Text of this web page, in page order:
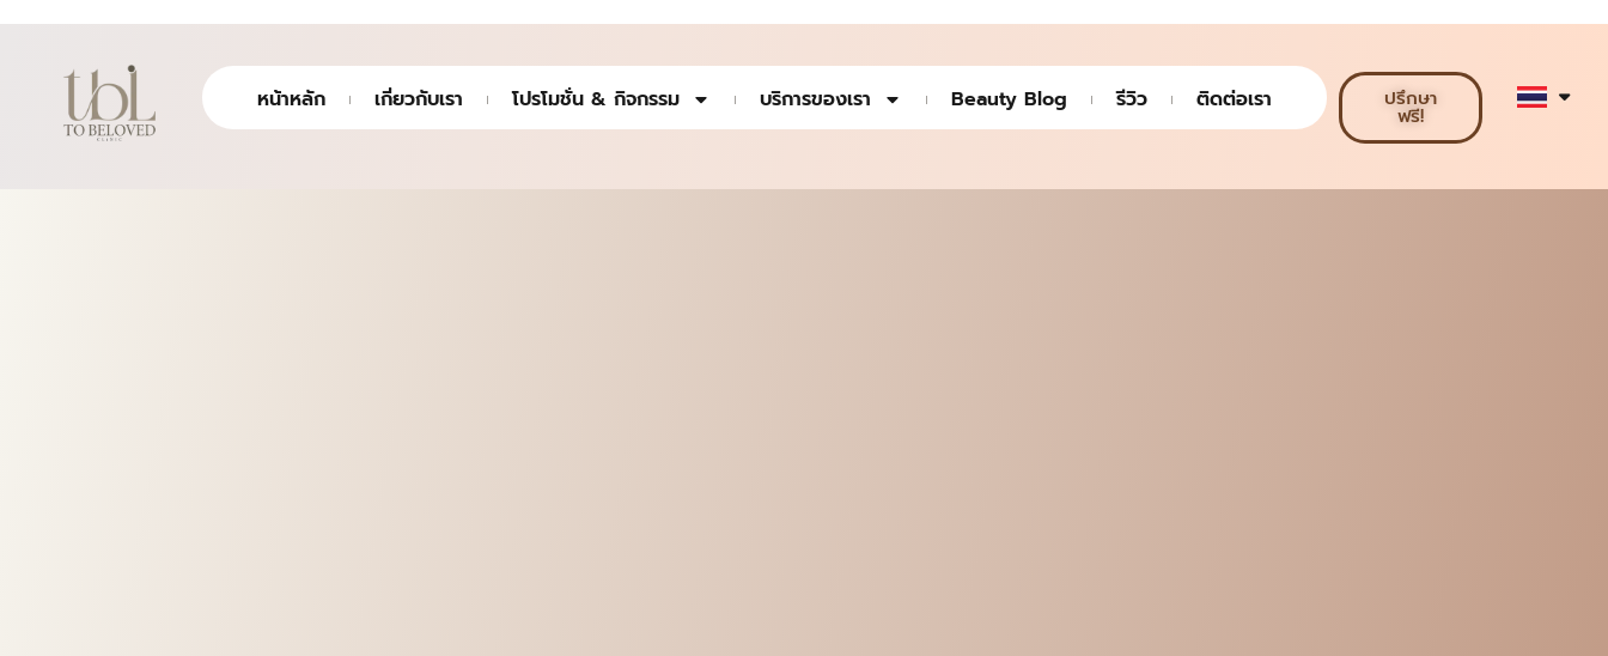
หน้าหลัก เกี่ยวกับเรา โปรโมชั่น & กิจกรรม บริการของเรา Beauty Blog รีวิว ติดต่อเรา ปรึกษา
ฟรี!